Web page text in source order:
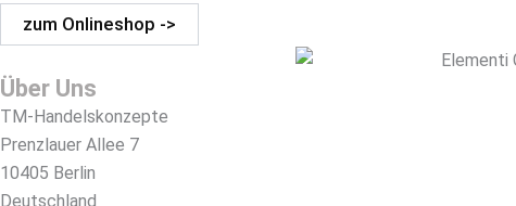
zum Onlineshop ->
Über Uns
TM-Handelskonzepte
Prenzlauer Allee 7
10405 Berlin
Deutschland